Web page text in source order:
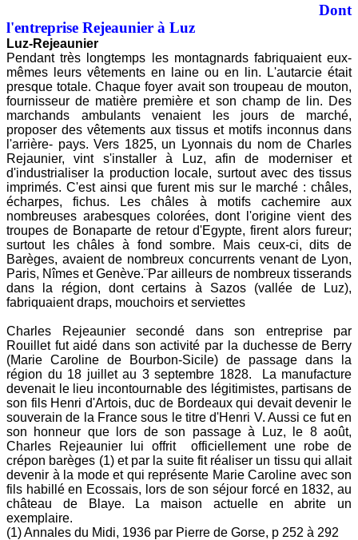
Dont
l'entreprise Rejeaunier à Luz
Luz-Rejeaunier
Pendant très longtemps les montagnards fabriquaient eux-
mêmes leurs vêtements en laine ou en lin. L'autarcie était
presque totale. Chaque foyer avait son troupeau de mouton,
fournisseur de matière première et son champ de lin. Des
marchands ambulants venaient les jours de marché,
proposer des vêtements aux tissus et motifs inconnus dans
l'arrière- pays. Vers 1825, un Lyonnais du nom de Charles
Rejaunier, vint s'installer à Luz, afin de moderniser et
d'industrialiser la production locale, surtout avec des tissus
imprimés. C'est ainsi que furent mis sur le marché : châles,
écharpes, fichus. Les châles à motifs cachemire aux
nombreuses arabesques colorées, dont l'origine vient des
troupes de Bonaparte de retour d'Egypte, firent alors fureur;
surtout les châles à fond sombre. Mais ceux-ci, dits de
Barèges, avaient de nombreux concurrents venant de Lyon,
Paris, Nîmes et Genève.¨Par ailleurs de nombreux tisserands
dans la région, dont certains à Sazos (vallée de Luz),
fabriquaient draps, mouchoirs et serviettes
Charles Rejeaunier secondé dans son entreprise par
Rouillet fut aidé dans son activité par la duchesse de Berry
(Marie Caroline de Bourbon-Sicile) de passage dans la
région du 18 juillet au 3 septembre 1828. La manufacture
devenait le lieu incontournable des légitimistes, partisans de
son fils Henri d'Artois, duc de Bordeaux qui devait devenir le
souverain de la France sous le titre d'Henri V. Aussi ce fut en
son honneur que lors de son passage à Luz, le 8 août,
Charles Rejeaunier lui offrit officiellement une robe de
crépon barèges (1) et par la suite fit réaliser un tissu qui allait
devenir à la mode et qui représente Marie Caroline avec son
fils habillé en Ecossais, lors de son séjour forcé en 1832, au
château de Blaye. La maison actuelle en abrite un
exemplaire.
(1) Annales du Midi, 1936 par Pierre de Gorse, p 252 à 292